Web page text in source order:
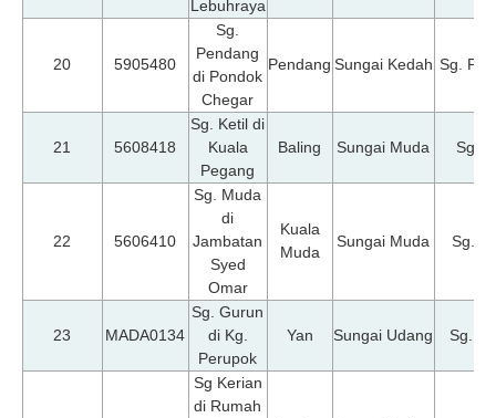
Lebuhraya
20 5905480
Sg.
Pendang
di Pondok
Chegar
Pendang Sungai Kedah Sg.
21 5608418
Sg. Ketil di
Kuala
Pegang
Baling Sungai Muda Sg.
22 5606410
Sg. Muda
di
Jambatan
Syed
Omar
Kuala
Muda
Sungai Muda Sg.
23 MADA0134
Sg. Gurun
di Kg.
Perupok
Yan Sungai Udang Sg.
Sg Kerian
di Rumah